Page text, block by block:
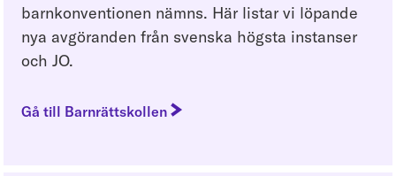
barnkonventionen nämns. Här listar vi löpande
nya avgöranden från svenska högsta instanser
och JO.
Gå till Barnrättskollen